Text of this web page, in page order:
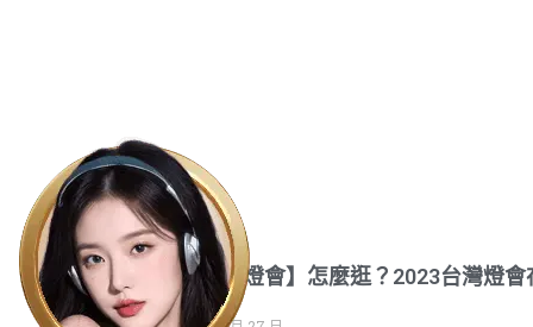
【元宵節燈會】怎麼逛？2023台灣燈會
台北